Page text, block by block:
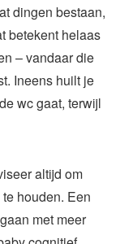
dingen bestaan,
betekent helaas
– vandaar die
Ineens huilt je
wc gaat, terwijl
altijd om
houden. Een
met meer